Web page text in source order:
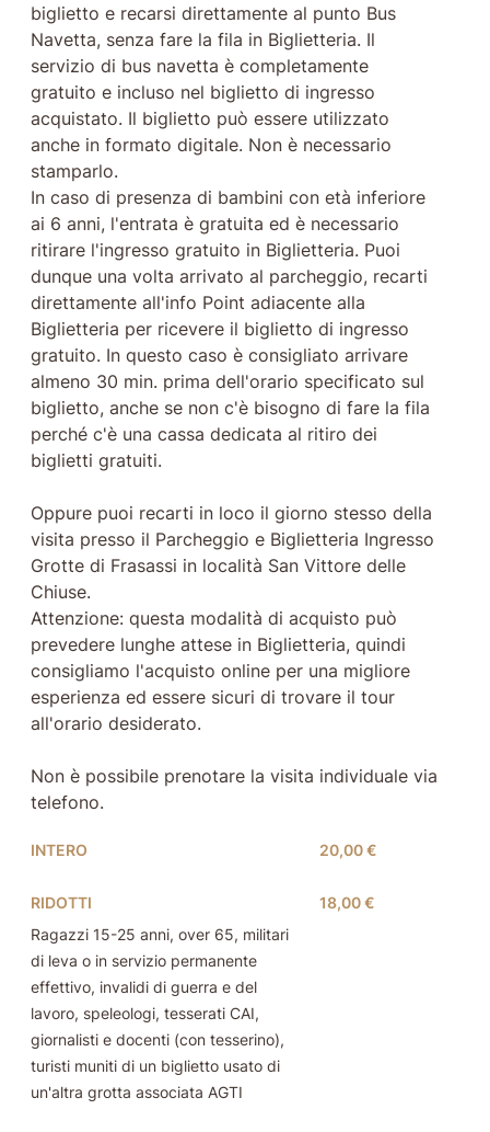
biglietto e recarsi direttamente al punto Bus
Navetta, senza fare la fila in Biglietteria. Il
servizio di bus navetta è completamente
gratuito e incluso nel biglietto di ingresso
acquistato. Il biglietto può essere utilizzato
anche in formato digitale. Non è necessario
stamparlo.
In caso di presenza di bambini con età inferiore
ai 6 anni, l'entrata è gratuita ed è necessario
ritirare l'ingresso gratuito in Biglietteria. Puoi
dunque una volta arrivato al parcheggio, recarti
direttamente all'info Point adiacente alla
Biglietteria per ricevere il biglietto di ingresso
gratuito. In questo caso è consigliato arrivare
almeno 30 min. prima dell'orario specificato sul
biglietto, anche se non c'è bisogno di fare la fila
perché c'è una cassa dedicata al ritiro dei
biglietti gratuiti.
Oppure puoi recarti in loco il giorno stesso della
visita presso il Parcheggio e Biglietteria Ingresso
Grotte di Frasassi in località San Vittore delle
Chiuse.
Attenzione: questa modalità di acquisto può
prevedere lunghe attese in Biglietteria, quindi
consigliamo l'acquisto online per una migliore
esperienza ed essere sicuri di trovare il tour
all'orario desiderato.
Non è possibile prenotare la visita individuale via
telefono.
INTERO 20,00 €
RIDOTTI
Ragazzi 15-25 anni, over 65, militari
di leva o in servizio permanente
effettivo, invalidi di guerra e del
lavoro, speleologi, tesserati CAI,
giornalisti e docenti (con tesserino),
turisti muniti di un biglietto usato di
un'altra grotta associata AGTI
18,00 €